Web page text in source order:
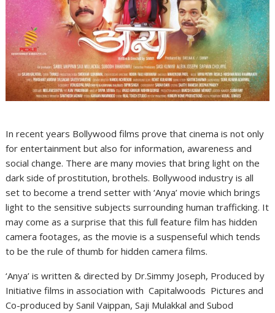
In recent years Bollywood films prove that cinema is not only
for entertainment but also for information, awareness and
social change. There are many movies that bring light on the
dark side of prostitution, brothels. Bollywood industry is all
set to become a trend setter with ‘Anya’ movie which brings
light to the sensitive subjects surrounding human trafficking. It
may come as a surprise that this full feature film has hidden
camera footages, as the movie is a suspenseful which tends
to be the rule of thumb for hidden camera films.
‘Anya’ is written & directed by Dr.Simmy Joseph, Produced by
Initiative films in association with Capitalwoods Pictures and
Co-produced by Sanil Vaippan, Saji Mulakkal and Subod